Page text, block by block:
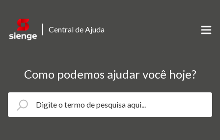
Central de Ajuda
Como podemos ajudar você hoje?